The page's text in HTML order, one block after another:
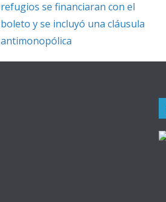
refugios se financiaran con el
boleto y se incluyó una cláusula
antimonopólica